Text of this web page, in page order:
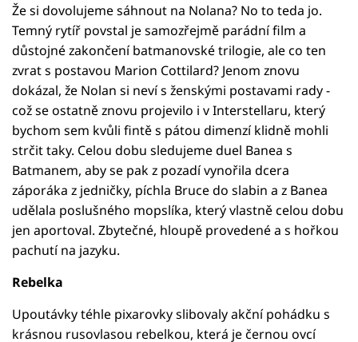
Že si dovolujeme sáhnout na Nolana? No to teda jo.
Temný rytíř povstal je samozřejmě parádní film a
důstojné zakončení batmanovské trilogie, ale co ten
zvrat s postavou Marion Cottilard? Jenom znovu
dokázal, že Nolan si neví s ženskými postavami rady -
což se ostatně znovu projevilo i v Interstellaru, který
bychom sem kvůli fintě s pátou dimenzí klidně mohli
strčit taky. Celou dobu sledujeme duel Banea s
Batmanem, aby se pak z pozadí vynořila dcera
záporáka z jedničky, píchla Bruce do slabin a z Banea
udělala poslušného mopslíka, který vlastně celou dobu
jen aportoval. Zbytečné, hloupě provedené a s hořkou
pachutí na jazyku.
Rebelka
Upoutávky téhle pixarovky slibovaly akční pohádku s
krásnou rusovlasou rebelkou, která je černou ovcí